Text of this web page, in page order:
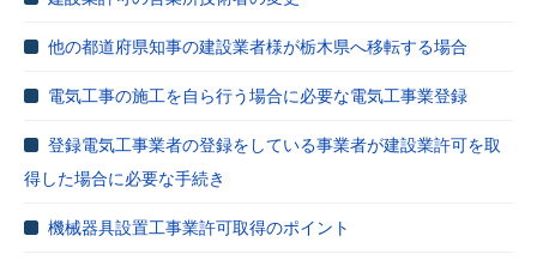
他の都道府県知事の建設業者様が栃木県へ移転する場合
電気工事の施工を自ら行う場合に必要な電気工事業登録
登録電気工事業者の登録をしている事業者が建設業許可を取
得した場合に必要な手続き
機械器具設置工事業許可取得のポイント